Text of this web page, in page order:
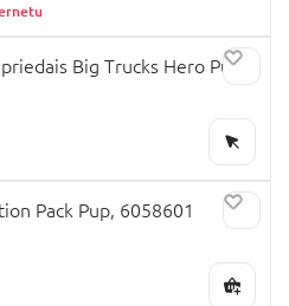
Big Trucks Hero Pups,
Pack Pup, 6058601